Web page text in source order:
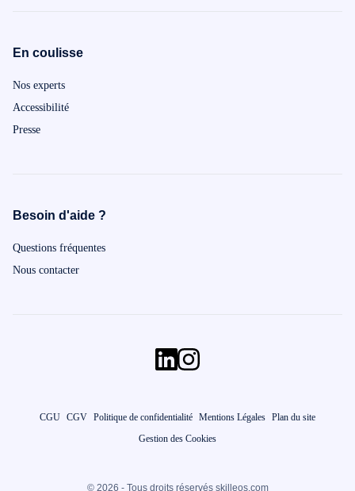
En coulisse
Nos experts
Accessibilité
Presse
Besoin d'aide ?
Questions fréquentes
Nous contacter
CGU CGV Politique de confidentialité Mentions Légales Plan du site
Gestion des Cookies
© 2026 - Tous droits réservés skilleos.com